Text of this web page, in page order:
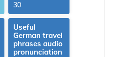
30
Useful
German travel
phrases audio
pronunciation